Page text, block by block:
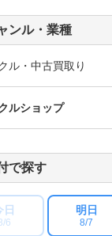
ンル・業種
ル・中古買取り
ルショップ
で探す
日
6
明日
8/7